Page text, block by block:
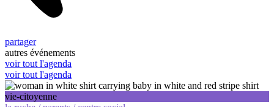
partager
autres événements
voir tout l'agenda
voir tout l'agenda
vie-citoyenne